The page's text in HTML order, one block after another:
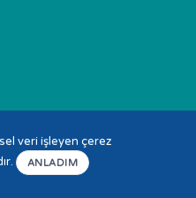
veri işleyen çerez
ANLADIM